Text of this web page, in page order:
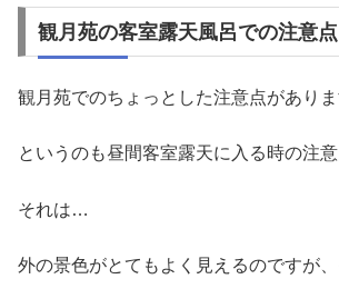
観月苑の客室露天風呂での注意点
観月苑でのちょっとした注意点がありま
というのも昼間客室露天に入る時の注
それは…
外の景色がとてもよく見えるのですが、